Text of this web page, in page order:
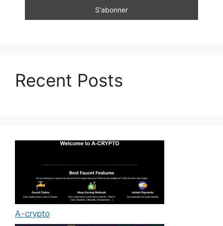
Recent Posts
A-crypto